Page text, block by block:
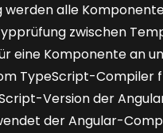
alle
zwischen
eine Komponente an
TypeScript-Compiler
Version der
der Angular-